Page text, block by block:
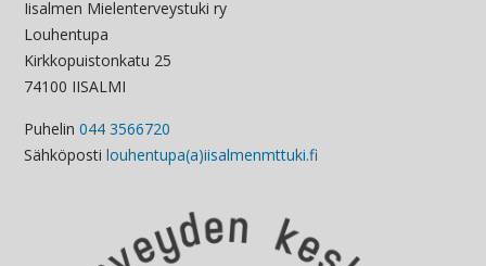
Iisalmen Mielenterveystuki ry
Louhentupa
Kirkkopuistonkatu 25
74100 IISALMI
Puhelin 044 3566720
Sähköposti louhentupa(a)iisalmenmttuki.fi